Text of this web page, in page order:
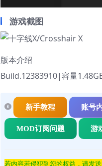
游戏截图
版本介绍
Build.12383910|容量
新手教程 账号
MOD订阅问题 游
若内容若侵犯到您的权益，请发